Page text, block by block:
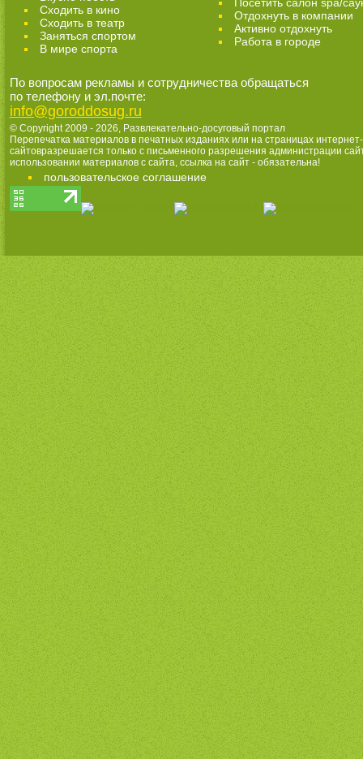
Сходить в кино
Cходить в театр
Заняться спортом
В мире спорта
Отдохнуть в компании
Активно отдохнуть
Работа в городе
По вопросам рекламы и сотрудничества обращаться
по телефону и эл.почте:
info@goroddosug.ru
© Copyright 2009 - 2026, Развлекательно-досуговый портал
Перепечатка материалов в печатных изданиях или на страницах интернет-
сайтовразрешается только с письменного разрешения администрации
использовании материалов с сайта, ссылка на сайт - обязательна!
пользовательское соглашение